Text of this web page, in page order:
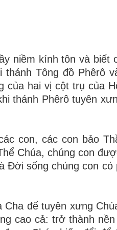
niềm kính tôn và biết
Tông đồ Phêrô
của hai vị cột trụ của
thánh Phêrô tuyên
con, các con bảo
Chúa, chúng con
Đời sống chúng con có
để tuyên xưng
cao cả: trở thành